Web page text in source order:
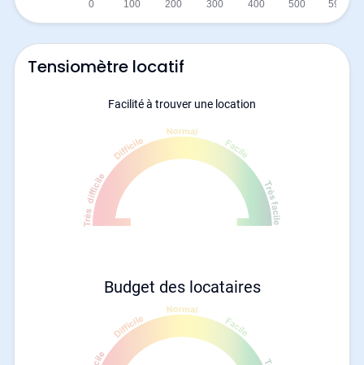
Tensiomètre locatif
Facilité à trouver une location
Budget des locataires